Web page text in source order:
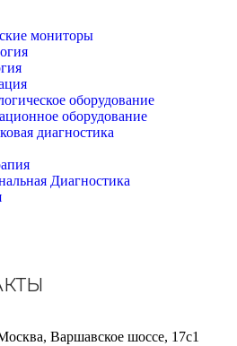
мониторы
оборудование
оборудование
диагностика
Диагностика
Варшавское шоссе, 17с1